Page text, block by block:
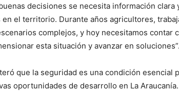
decisiones se necesita información
en el territorio. Durante años agricultores,
complejos, y hoy necesitamos contar
esta situación y avanzar en
que la seguridad es una condición esencial
oportunidades de desarrollo en La